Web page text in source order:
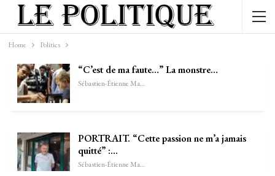
Home Politics
“C’est de ma faute…” La monstre…
Sébastien-Étienne Marechal
PORTRAIT. “Cette passion ne m’a jamais
quitté” :…
Sébastien-Étienne Marechal